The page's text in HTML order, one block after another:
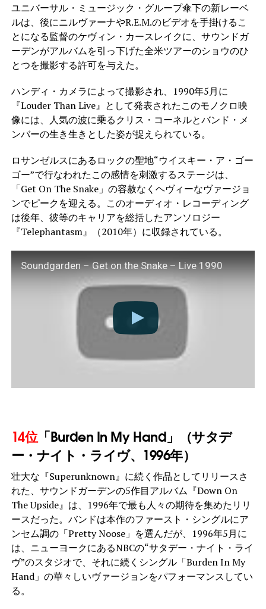
ユニバーサル・ミュージック・グループ傘下の新レーベ
ルは、後にニルヴァーナやR.E.M.のビデオを手掛けるこ
とになる監督のケヴィン・カースレイクに、サウンドガ
ーデンがアルバムを引っ下げた全米ツアーのショウのひ
とつを撮影する許可を与えた。
ハンディ・カメラによって撮影され、1990年5月に
『Louder Than Live』として発表されたこのモノクロ映
像には、人気の波に乗るクリス・コーネルとバンド・メ
ンバーの生き生きとした姿が捉えられている。
ロサンゼルスにあるロックの聖地“ウイスキー・ア・ゴー
ゴー”で行なわれたこの感情を刺激するステージは、
「Get On The Snake」の容赦なくヘヴィーなヴァージョ
ンでピークを迎える。このオーディオ・レコーディング
は後年、彼等のキャリアを総括したアンソロジー
『Telephantasm』（2010年）に収録されている。
Soundgarden – Get on the Snake – Live 1990
14位 「Burden In My Hand」（サタデ
ー・ナイト・ライヴ、1996年）
壮大な『Superunknown』に続く作品としてリリースさ
れた、サウンドガーデンの5作目アルバム『Down On
The Upside』は、1996年で最も人々の期待を集めたリリ
ースだった。バンドは本作のファースト・シングルにア
ンセム調の「Pretty Noose」を選んだが、1996年5月に
は、ニューヨークにあるNBCの“サタデー・ナイト・ライ
ヴ”のスタジオで、それに続くシングル「Burden In My
Hand」の華々しいヴァージョンをパフォーマンスしてい
る。